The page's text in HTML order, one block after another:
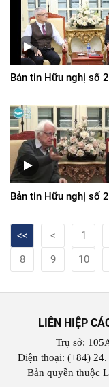
Bản tin Hữu nghị số
Bản tin Hữu nghị số
<< < 1
8
9 10
LIÊN HIỆP
Trụ sở:
Điện thoại: (+84)
Bản quyền thuộc